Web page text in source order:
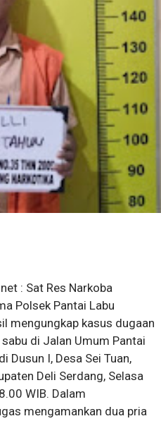
: Sat Res Narkoba
Polsek Pantai Labu
mengungkap kasus dugaan
di Jalan Umum Pantai
Dusun I, Desa Sei Tuan,
Deli Serdang, Selasa
WIB. Dalam
mengamankan dua pria